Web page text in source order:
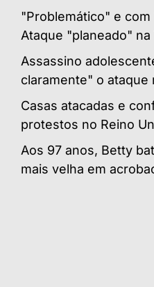
"Problemático" e
Ataque "planeado" na
Assassino
claramente" o ataque
Casas atacadas e
protestos no Reino
Aos 97 anos, Betty
mais velha em